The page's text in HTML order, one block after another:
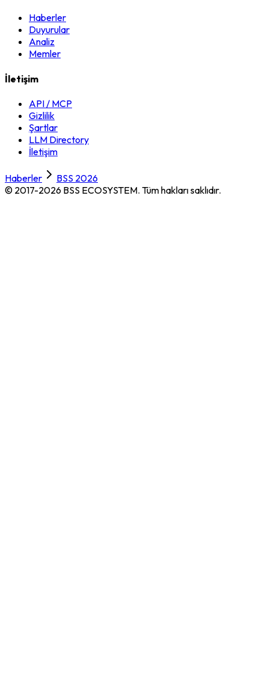
Haberler
Duyurular
Analiz
Memler
İletişim
API / MCP
Gizlilik
Şartlar
LLM Directory
İletişim
Haberler
BSS 2026
© 2017-2026 BSS ECOSYSTEM. Tüm hakları saklıdır.